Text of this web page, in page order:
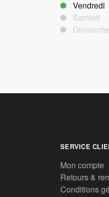
Vendredi
Samedi
Dimanche
SERVICE
Mon compte
Retours &
Conditions